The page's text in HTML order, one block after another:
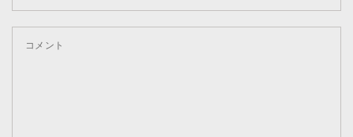
コメント